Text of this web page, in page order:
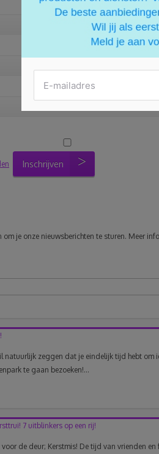
Inschrijven
je onze nieuwsberichten te sturen. Meer
natuurlijk zeggen dat je eindelijk tijd hebt om
te gaan bezoeken!...
7 uitblinkers op een rij!
de deur; Kerstmis! De tijd van vrienden